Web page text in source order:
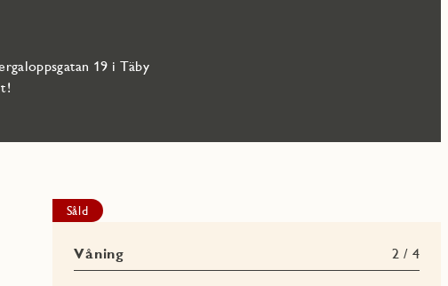
19 i Täby
Såld
Våning 2 / 4